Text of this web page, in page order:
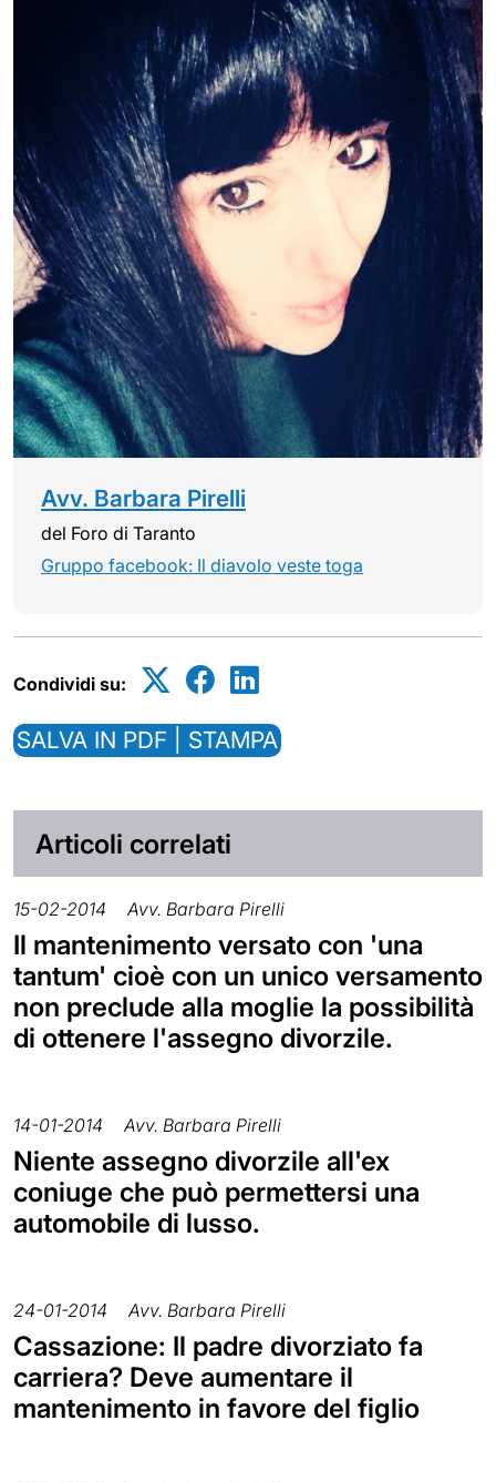
Avv. Barbara Pirelli
del Foro di Taranto
Gruppo facebook: Il diavolo veste toga
Condividi su:
SALVA IN PDF | STAMPA
Articoli correlati
15-02-2014 Avv. Barbara Pirelli
Il mantenimento versato con 'una
tantum' cioè con un unico versamento
non preclude alla moglie la possibilità
di ottenere l'assegno divorzile.
14-01-2014 Avv. Barbara Pirelli
Niente assegno divorzile all'ex
coniuge che può permettersi una
automobile di lusso.
24-01-2014 Avv. Barbara Pirelli
Cassazione: Il padre divorziato fa
carriera? Deve aumentare il
mantenimento in favore del figlio